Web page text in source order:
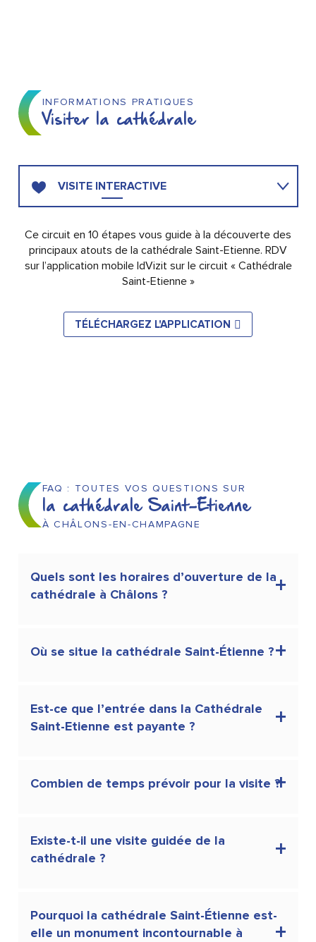
INFORMATIONS PRATIQUES
Visiter la cathédrale
VISITE INTERACTIVE
VISITE LIBRE
VISITE GUIDÉE
Ce circuit en 10 étapes vous guide à la découverte des
principaux atouts de la cathédrale Saint-Etienne. RDV
sur l’application mobile IdVizit sur le circuit « Cathédrale
Saint-Etienne »
TÉLÉCHARGEZ L'APPLICATION
FAQ : TOUTES VOS QUESTIONS SUR
la cathédrale Saint-Etienne
À CHÂLONS-EN-CHAMPAGNE
Quels sont les horaires d’ouverture de la
cathédrale à Châlons ?
Où se situe la cathédrale Saint-Étienne ?
Est-ce que l’entrée dans la Cathédrale
Saint-Etienne est payante ?
Combien de temps prévoir pour la visite ?
Existe-t-il une visite guidée de la
cathédrale ?
Pourquoi la cathédrale Saint-Étienne est-
elle un monument incontournable à